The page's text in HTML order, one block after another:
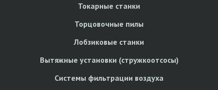
Токарные станки
Торцовочные пилы
Лобзиковые станки
Вытяжные установки (стружкоотсосы)
Системы фильтрации воздуха